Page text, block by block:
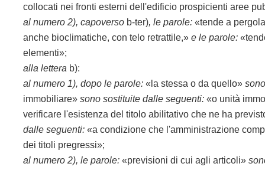
collocati nei fronti esterni dell'edificio prospicienti aree
al numero 2), capoverso b-ter), le parole: «tende a
anche bioclimatiche, con telo retrattile,»e le parole:
elementi»;
alla lettera b):
al numero 1), dopo le parole: «la stessa o da quello»
immobiliare»sono sostituite dalle seguenti: «o unità
verificare l'esistenza del titolo abilitativo che ne ha
dalle seguenti: «a condizione che l'amministrazione
dei titoli pregressi»;
al numero 2), le parole: «previsioni di cui agli articoli»